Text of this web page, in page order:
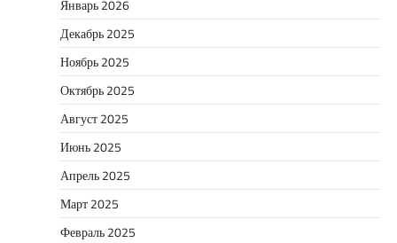
Январь 2026
Декабрь 2025
Ноябрь 2025
Октябрь 2025
Август 2025
Июнь 2025
Апрель 2025
Март 2025
Февраль 2025